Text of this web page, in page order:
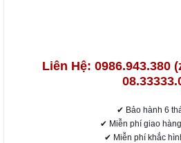
Liên Hệ: 0986.943.380
✔ Bảo hành 6
✔ Miễn phí giao
✔ Miễn phí khắc